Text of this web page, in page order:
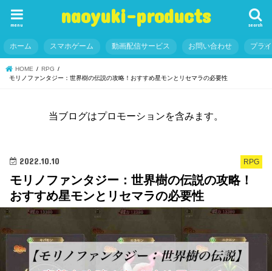
naoyuki-products search
menu
ホーム スマホゲーム 動画配信サービス お問い合わせ プラ
HOME
RPG
モリノファンタジー：世界樹の伝説の攻略！おすすめ星モンとリセマラの必要性
当ブログはプロモーションを含みます。
RPG
2022.10.10
モリノファンタジー：世界樹の伝説の攻略！
おすすめ星モンとリセマラの必要性